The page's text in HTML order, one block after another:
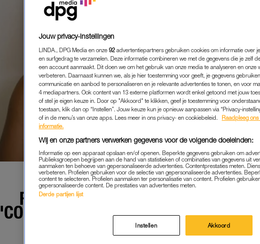
RUZIE MAKEN ALS EEN PRO: DIT
'CONFLICTSTIJLEN' (EN WAT ZE
SELF LOVE|OH, JA JOH?
08-06-2023 MISHA MARGARITTHA
Jouw privacy-instellingen
LINDA., DPG Media en onze 92 advertentiepartners gebruiken cookies om informatie over
en surfgedrag te verzamelen. Deze informatie combineren we met de gegevens die je zelf
een account aanmaakt. Dit doen we om het gebruik van onze media te analyseren en onze
verbeteren. Daarnaast kunnen we, als je hier toestemming voor geeft, je gegevens
communicatie en aanbod te personaliseren en je relevante advertenties te tonen, en voor
4 mediapartners. Ook content van 13 externe platformen wordt enkel getoond met jouw
of stel je eigen keuze in. Door op "Akkoord" te klikken, geef je toestemming voor
toestaan, klik dan op “Instellen”. Jouw keuze kun je opnieuw aanpassen via “Privacy-
of in de menu’s van onze apps. Lees meer in ons privacy- en cookiebeleid.
Raadpleeg
informatie.
Wij en onze partners verwerken gegevens voor de volgende doeleinden:
Informatie op een apparaat opslaan en/of openen. Beperkte gegevens gebruiken om
Publieksgroepen begrijpen aan de hand van statistieken of combinaties van gegevens uit
aanmaken ten behoeve van gepersonaliseerde advertenties. Contentprestaties meten.
verbeteren. Profielen gebruiken voor de selectie van gepersonaliseerde advertenties.
content te selecteren. Profielen aanmaken ter personalisatie van content. Profielen
gepersonaliseerde content. De prestaties van advertenties meten.
Derde partijen lijst
Instellen Akkoord